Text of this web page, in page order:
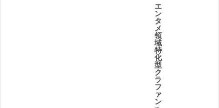
エ
ン
タ
メ
領
域
特
化
型
ク
ラ
フ
ァ
ン